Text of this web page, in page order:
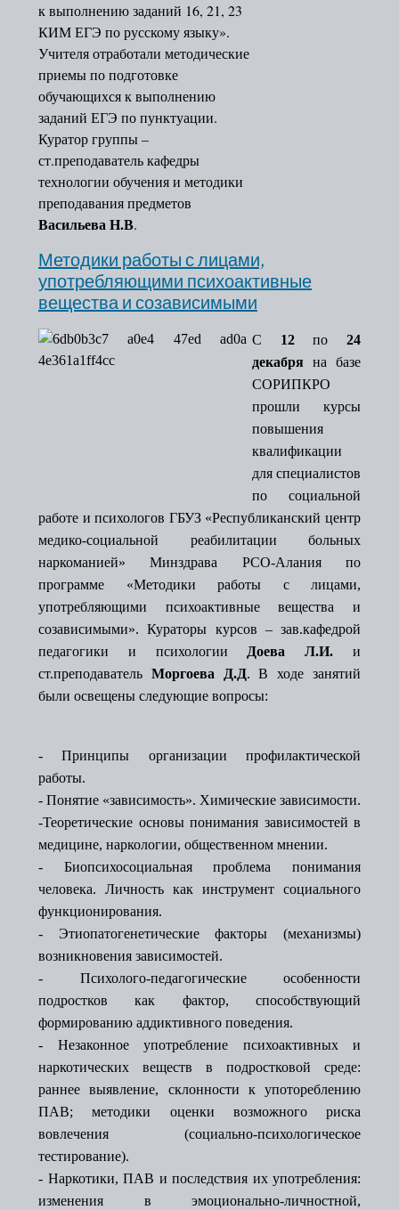
к выполнению заданий 16, 21, 23
КИМ ЕГЭ по русскому языку».
Учителя отработали методические
приемы по подготовке
обучающихся к выполнению
заданий ЕГЭ по пунктуации.
Куратор группы –
ст.преподаватель кафедры
технологии обучения и методики
преподавания предметов
Васильева Н.В.
Методики работы с лицами,
употребляющими психоактивные
вещества и созависимыми
С 12по24
декабря на базе
СОРИПКРО
прошли курсы
повышения
квалификации
для специалистов
по социальной
работе и психологов ГБУЗ «Республиканский центр
медико-социальной реабилитации больных
наркоманией» Минздрава РСО-Алания по
программе «Методики работы с лицами,
употребляющими психоактивные вещества и
созависимыми». Кураторы курсов – зав.кафедрой
педагогики и психологииДоева Л.И.и
ст.преподаватель Моргоева Д.Д. В ходе занятий
были освещены следующие вопросы:
- Принципы организации профилактической
работы.
- Понятие «зависимость». Химические зависимости.
-Теоретические основы понимания зависимостей в
медицине, наркологии, общественном мнении.
- Биопсихосоциальная проблема понимания
человека. Личность как инструмент социального
функционирования.
- Этиопатогенетические факторы (механизмы)
возникновения зависимостей.
- Психолого-педагогические особенности
подростков как фактор, способствующий
формированию аддиктивного поведения.
- Незаконное употребление психоактивных и
наркотических веществ в подростковой среде:
раннее выявление, склонности к употореблению
ПАВ; методики оценки возможного риска
вовлечения (социально-психологическое
тестирование).
- Наркотики, ПАВ и последствия их употребления:
изменения в эмоционально-личностной,